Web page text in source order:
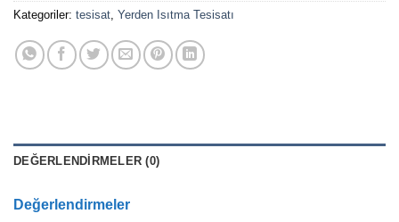
Kategoriler: tesisat Yerden Isıtma Tesisatı
DEĞERLENDIRMELER (0)
Değerlendirmeler